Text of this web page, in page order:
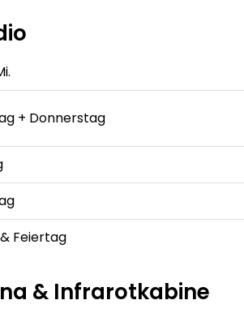
+ Donnerstag
Feiertag
& Infrarotkabine